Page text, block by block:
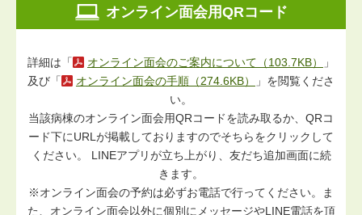
オンライン面会用QRコード
詳細は「 オンライン面会のご案内について（103.7KB）
」
及び「
オンライン面会の手順（274.6KB）
」を閲覧くださ
い。
当該病棟のオンライン面会用QRコードを読み取るか、QRコ
ード下にURLが掲載しておりますのでそちらをクリックして
ください。 LINEアプリが立ち上がり、友だち追加画面に続
きます。
※オンライン面会の予約は必ずお電話で行ってください。ま
た、オンライン面会以外に個別にメッセージやLINE電話を頂